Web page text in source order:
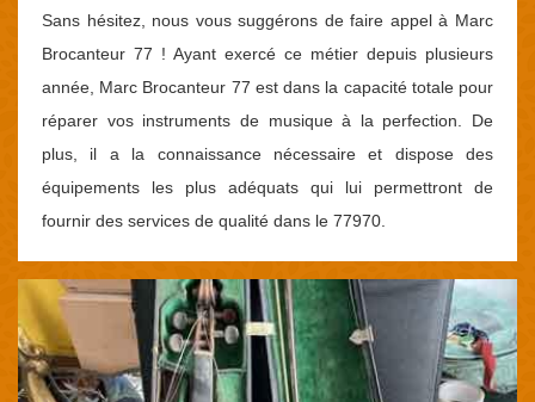
Sans hésitez, nous vous suggérons de faire appel à Marc
Brocanteur 77 ! Ayant exercé ce métier depuis plusieurs
année, Marc Brocanteur 77 est dans la capacité totale pour
réparer vos instruments de musique à la perfection. De
plus, il a la connaissance nécessaire et dispose des
équipements les plus adéquats qui lui permettront de
fournir des services de qualité dans le 77970.